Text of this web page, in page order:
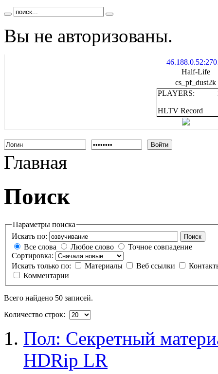
Вы не авторизованы.
Half-Life
cs_pf_dust2k
PLAYERS:
HLTV Record
Войти
Главная
Поиск
Параметры поиска
Искать по:
Поиск
Все слова Любое слово
Точное совпадение
Сортировка:
Искать только по:
Материалы Веб ссылки
Комментарии
Всего найдено 50 записей.
Количество строк:
Пол: Секретный
HDRip LR